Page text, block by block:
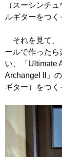
（スーシンチ
ルギターをつく
それを見て、
ールで作った
い、「Ultimate
Archangel II」
ギター）をつく